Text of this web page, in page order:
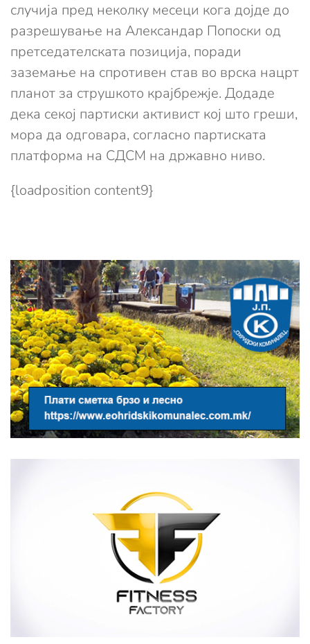
случија пред неколку месеци кога дојде до
разрешување на Александар Попоски од
претседателската позиција, поради
заземање на спротивен став во врска нацрт
планот за струшкото крајбрежје. Додаде
дека секој партиски активист кој што греши,
мора да одговара, согласно партиската
платформа на СДСМ на државно ниво.
{loadposition content9}